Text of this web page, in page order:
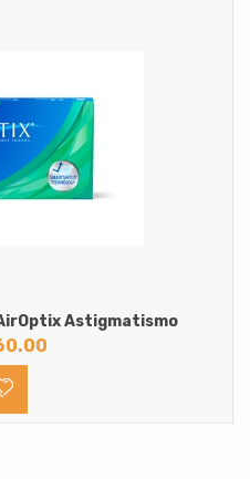
Astigmatismo